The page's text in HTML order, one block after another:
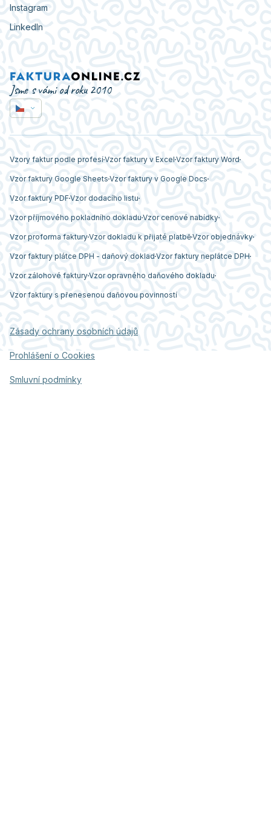
Instagram
LinkedIn
Jsme s vámi od roku 2010
Vzory faktur podle profesíVzor faktury v Excel Vzor faktury Word
Vzor faktury Google Sheets Vzor faktury v Google Docs
Vzor faktury PDF Vzor dodacího listu
Vzor příjmového pokladního dokladu Vzor cenové nabídky
Vzor proforma fakturyVzor dokladu k přijaté platběVzor objednávky
Vzor faktury plátce DPH - daňový doklad Vzor faktury neplátce DPH
Vzor zálohové fakturyVzor opravného daňového dokladu
Vzor faktury s přenesenou daňovou povinností
Zásady ochrany osobních údajů
Prohlášení o Cookies
Smluvní podmínky